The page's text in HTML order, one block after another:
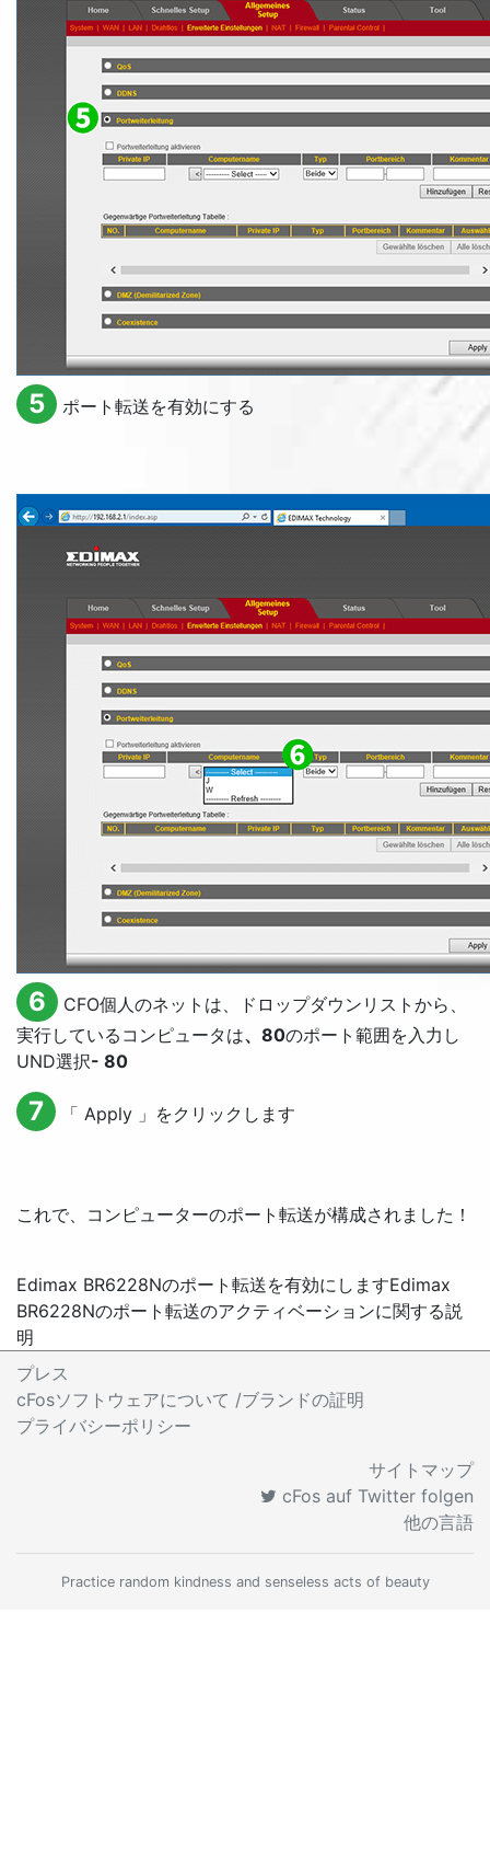
5 ポート転送を有効にする
6
CFO個人のネットは、ドロップダウンリストから、
実行しているコンピュータは、80のポート範囲を入力し
UND選択- 80
7 「 Apply」をクリックします
これで、コンピューターのポート転送が構成されました！
Edimax BR6228Nのポート転送を有効にしますEdimax
BR6228Nのポート転送のアクティベーションに関する説
明
プレス
cFosソフトウェアについて /ブランドの証明
プライバシーポリシー
サイトマップ
cFos auf Twitter folgen
他の言語
Practice random kindness and senseless acts of beauty